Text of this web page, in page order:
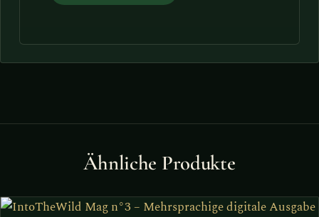
Ähnliche Produkte
Dieses